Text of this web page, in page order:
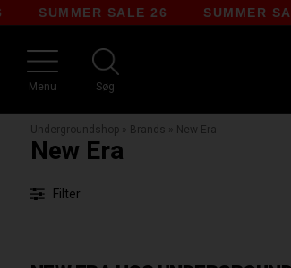
SALE 26 SUMMER SALE 26
Menu Søg
Undergroundshop» Brands » New Era
New Era
Filter